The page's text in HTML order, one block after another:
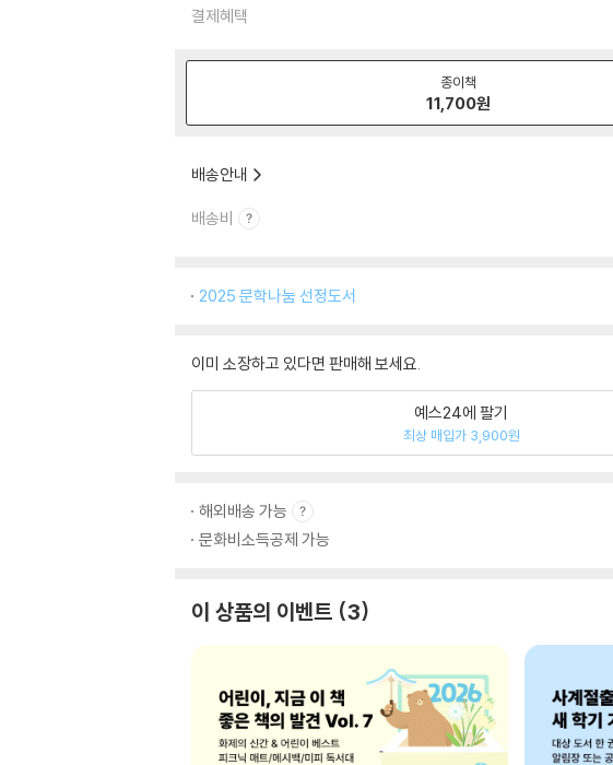
결제혜택
종이책
11,700원
배송안내
배송비
2025 문학나눔 선정도서
이미 소장하고 있다면 판매해 보세요.
예스24에 팔기
최상 매입가 3,900원
해외배송 가능
문화비소득공제 가능
이 상품의 이벤트 3